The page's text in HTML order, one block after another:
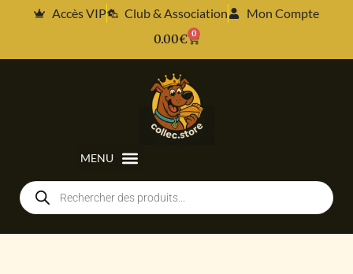
Accès VIP Club & Association
Mon Compte
0.00€ 0